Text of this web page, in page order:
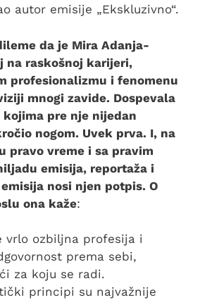
autor emisije „Ekskluzivno“.
da je Mira Adanja-
na raskošnoj karijeri,
profesionalizmu i fenomenu
mnogi zavide. Dospevala
kojima pre nje nijedan
nogom. Uvek prva. I, na
pravo vreme i sa pravim
emisija, reportaža i
nosi njen potpis. O
ona kaže:
vrlo ozbiljna profesija i
prema sebi,
za koju se radi.
principi su najvažnije